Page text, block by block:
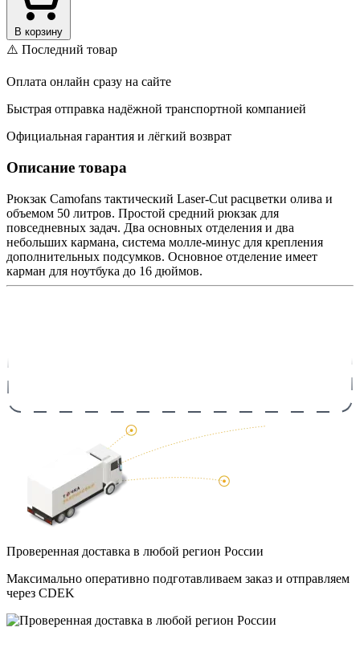
В корзину
⚠️ Последний товар
Оплата онлайн сразу на сайте
Быстрая отправка надёжной транспортной компанией
Официальная гарантия и лёгкий возврат
Описание товара
Рюкзак Camofans тактический Laser-Cut расцветки олива и
объемом 50 литров. Простой средний рюкзак для
повседневных задач. Два основных отделения и два
небольших кармана, система молле-минус для крепления
дополнительных подсумков. Основное отделение имеет
карман для ноутбука до 16 дюймов.
Проверенная доставка в любой регион России
Максимально оперативно подготавливаем заказ и отправляем
через CDEK